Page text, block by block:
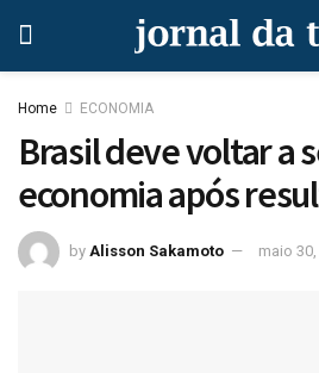
Home ECONOMIA
Brasil deve voltar a
economia após
by Alisson Sakamoto maio